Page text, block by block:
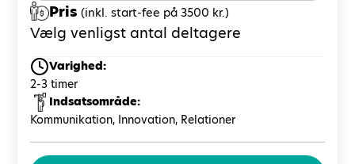
Pris(inkl. start-fee på 3500 kr.)
Vælg venligst antal deltagere
Varighed:
2-3 timer
Indsatsområde:
Kommunikation, Innovation, Relationer